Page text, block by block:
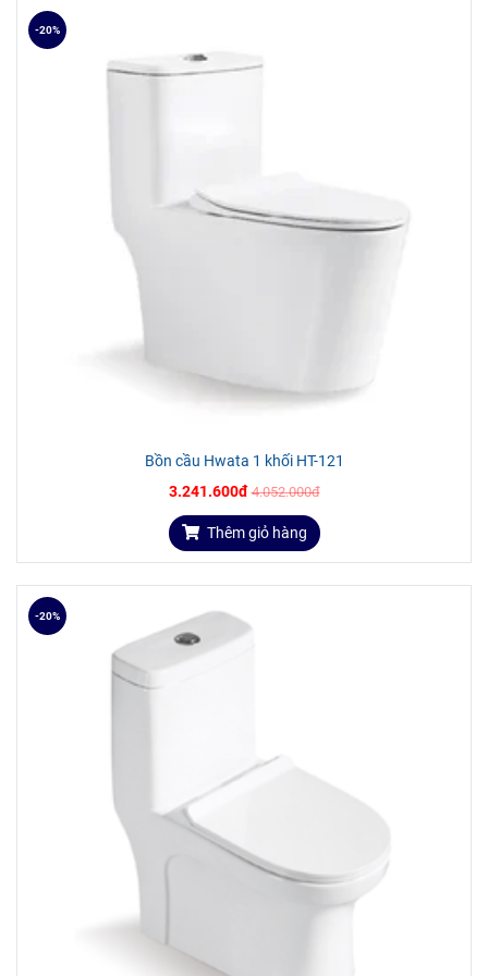
CHI NHÁNH MIỀN TÂY
Địa chỉ: 184 Đường 3/2, P. Hưng Lợi, Q. Ninh Kiều, TP. Cần
Bồn cầu Hwata 1 khối HT-121
3.241.600đ 4.052.000đ
-20%
Thêm giỏ hàng
-20%